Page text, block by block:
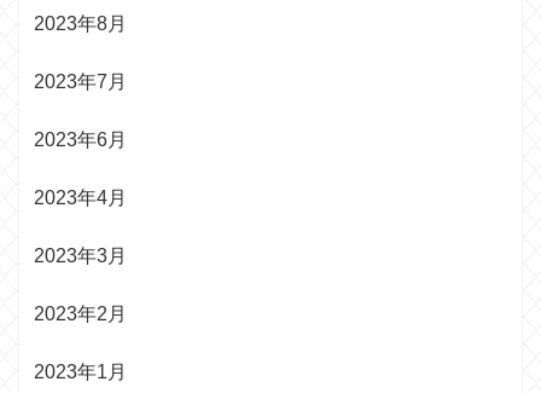
2023年8月
2023年7月
2023年6月
2023年4月
2023年3月
2023年2月
2023年1月